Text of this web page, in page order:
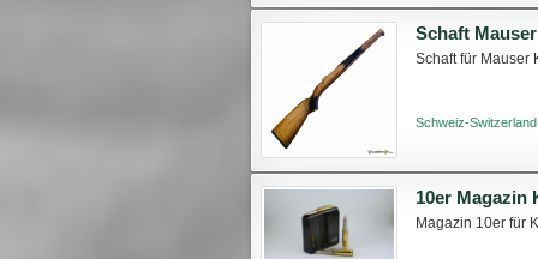
Schaft
Schaft für Mauser
Schweiz-
10er Magazin
Magazin 10er für